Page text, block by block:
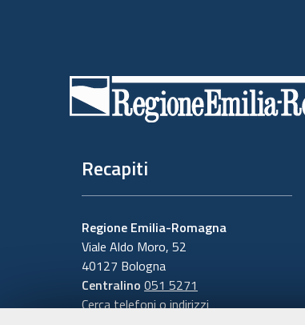
Recapiti
Regione Emilia-Romagna
Viale Aldo Moro, 52
40127 Bologna
Centralino 051 5271
Cerca telefoni o indirizzi